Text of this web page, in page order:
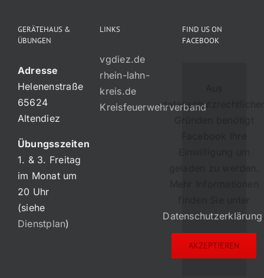
GERÄTEHAUS &
ÜBUNGEN
Adresse
Helenenstraße
65624
Altendiez
Übungsszeiten
1. & 3. Freitag
im Monat um
20 Uhr
(siehe
Dienstplan)
LINKS
vgdiez.de
rhein-lahn-
kreis.de
Kreisfeuerwehrverband
FIND US ON
FACEBOOK
Datenschutzerklärung
AKZEPTIEREN